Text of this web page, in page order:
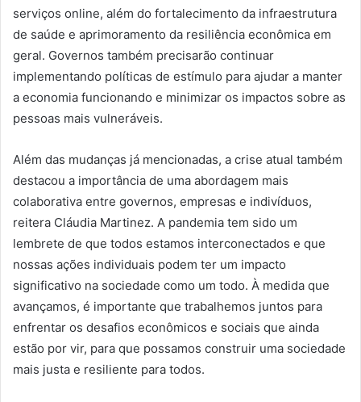
serviços online, além do fortalecimento da infraestrutura
de saúde e aprimoramento da resiliência econômica em
geral. Governos também precisarão continuar
implementando políticas de estímulo para ajudar a manter
a economia funcionando e minimizar os impactos sobre as
pessoas mais vulneráveis.
Além das mudanças já mencionadas, a crise atual também
destacou a importância de uma abordagem mais
colaborativa entre governos, empresas e indivíduos,
reitera Cláudia Martinez. A pandemia tem sido um
lembrete de que todos estamos interconectados e que
nossas ações individuais podem ter um impacto
significativo na sociedade como um todo. À medida que
avançamos, é importante que trabalhemos juntos para
enfrentar os desafios econômicos e sociais que ainda
estão por vir, para que possamos construir uma sociedade
mais justa e resiliente para todos.